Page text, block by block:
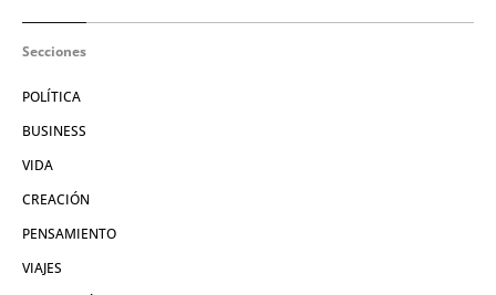
Secciones
POLÍTICA
BUSINESS
VIDA
CREACIÓN
PENSAMIENTO
VIAJES